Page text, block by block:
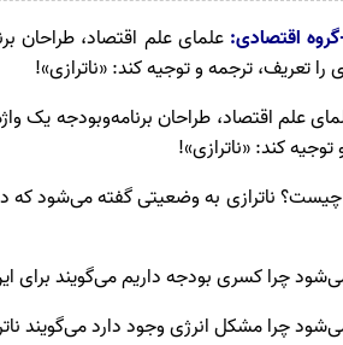
گروه اقتصادی:علمای علم اقتصاد، طراحان
را تعریف، ترجمه و توجیه کند: «ناترازی»!
علم اقتصاد، طراحان برنامه‌وبودجه یک
کند: «ناترازی»!
چیست؟ ناترازی به وضعیتی گفته می‌شود که
چرا کسری بودجه داریم می‌گویند برای
چرا مشکل انرژی وجود دارد می‌گویند